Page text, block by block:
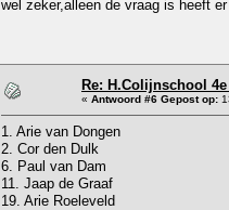
wel zeker,alleen de vraag is heeft
Re: H.Colijnschool
« Antwoord #6 Gepost op:
1. Arie van Dongen
2. Cor den Dulk
6. Paul van Dam
11. Jaap de Graaf
19. Arie Roeleveld